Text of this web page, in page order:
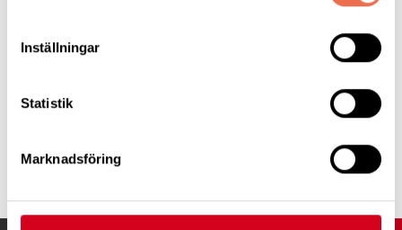
Inställningar
Statistik
Marknadsföring
bussar, tunnelbana och även den berömda bergbanan fungerar
utmärkt för personer som använder rullstol. En fantastik stad
Tipsa